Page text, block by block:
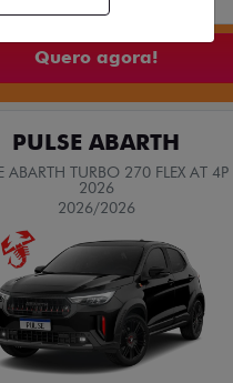
Quero agora!
PULSE ABARTH
ABARTH TURBO 270 FLEX AT 4P
2026
2026/2026